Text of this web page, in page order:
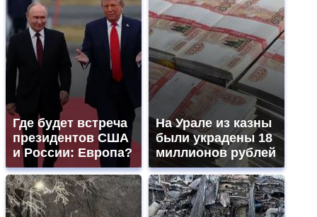
Где будет встреча
президентов США
и России: Европа?
На Урале из казны
были украдены 18
миллионов рублей